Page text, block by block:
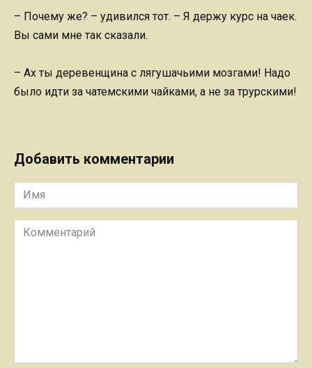
– Почему же? – удивился тот. – Я держу курс на чаек.
Вы сами мне так сказали.
– Ах ты деревенщина с лягушачьими мозгами! Надо
было идти за чатемскими чайками, а не за трурскими!
Добавить комментарии
Имя
Комментарий